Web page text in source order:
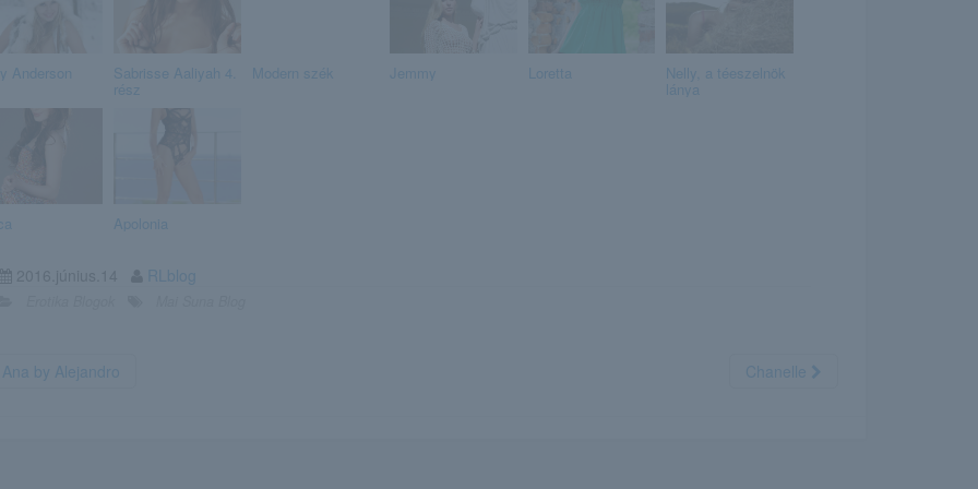
Anderson Sabrisse Aaliyah 4.
rész
Modern szék Jemmy Loretta Nelly, a téeszelnök
lánya
Apolonia
RLblog
Ana by Alejandro Chanelle